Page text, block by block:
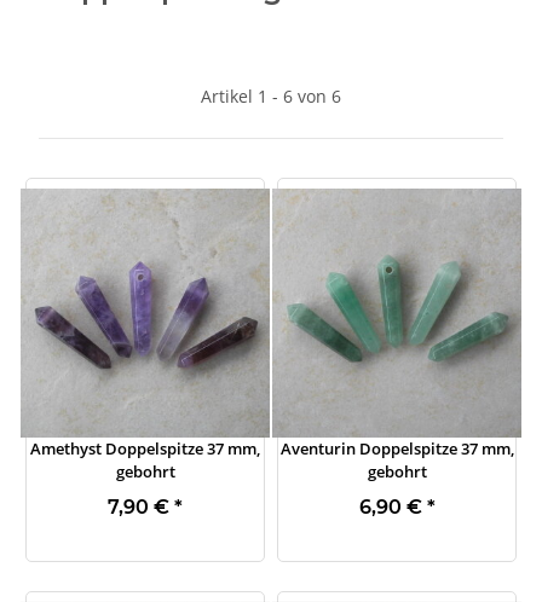
Artikel 1 - 6 von 6
Amethyst Doppelspitze 37 mm,
gebohrt
7,90 € *
Aventurin Doppelspitze 37 mm,
gebohrt
6,90 € *